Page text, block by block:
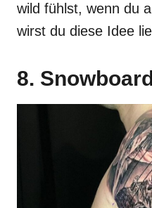
wild fühlst, wenn du
wirst du diese Idee
8.